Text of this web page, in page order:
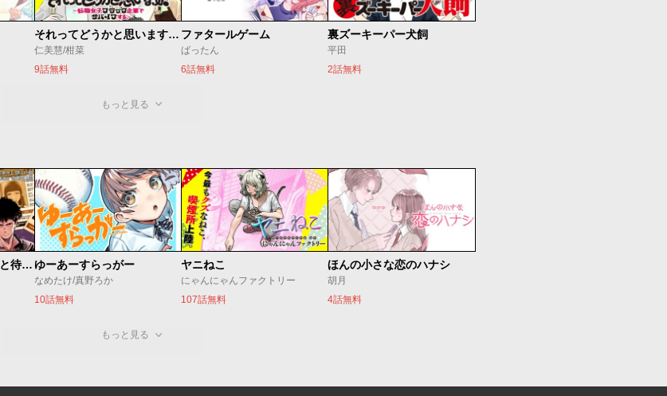
それってどうかと思います！～転職女子、ブラック企業でサバイブする。～
仁美慧/柑菜
9話無料
ファタールゲーム
ばったん
6話無料
裏ズーキーパー犬飼
平田
2話無料
もっと見る
今夜もシリアルキラーと待ち合わせ ゆーあーすらっがー
なめたけ/真野ろか
10話無料
ヤニねこ
にゃんにゃんファクトリー
107話無料
ほんの小さな恋のハナシ
胡月
4話無料
もっと見る